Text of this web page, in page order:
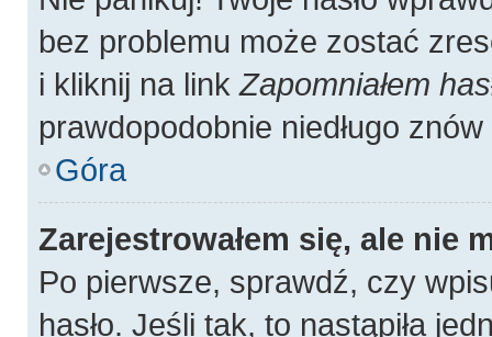
bez problemu może zostać
i kliknij na linkZapomniałem
prawdopodobnie niedługo
Góra
Zarejestrowałem się, ale nie
Po pierwsze, sprawdź, czy
hasło. Jeśli tak, to nastąpiła